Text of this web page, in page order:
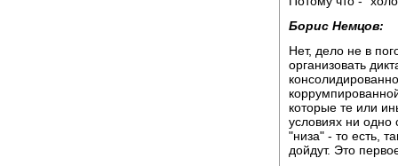
Борис Немцов:
Нет, дело не в
организовать
которые те или
условиях ни одно
"низа" - то есть,
дойдут. Это